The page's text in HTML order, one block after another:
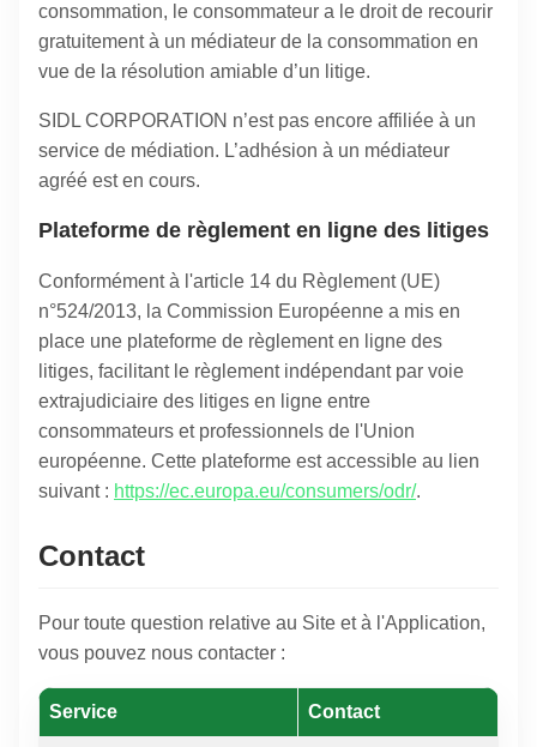
consommation, le consommateur a le droit de recourir
gratuitement à un médiateur de la consommation en
vue de la résolution amiable d’un litige.
SIDL CORPORATION n’est pas encore affiliée à un
service de médiation. L’adhésion à un médiateur
agréé est en cours.
Plateforme de règlement en ligne des litiges
Conformément à l'article 14 du Règlement (UE)
n°524/2013, la Commission Européenne a mis en
place une plateforme de règlement en ligne des
litiges, facilitant le règlement indépendant par voie
extrajudiciaire des litiges en ligne entre
consommateurs et professionnels de l'Union
européenne. Cette plateforme est accessible au lien
suivant : https://ec.europa.eu/consumers/odr/.
Contact
Pour toute question relative au Site et à l'Application,
vous pouvez nous contacter :
Service Contact